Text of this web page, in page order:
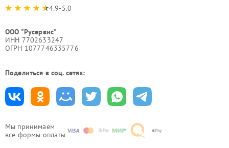
Мы принимаем
все формы оплаты
4.9-5.0
ООО "Русервис"
ИНН 7702633247
ОГРН 1077746335776
Поделиться в соц. сетях: